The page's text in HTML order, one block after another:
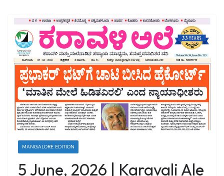
MANGALORE EDITION
5 June, 2026 | Karavali Ale